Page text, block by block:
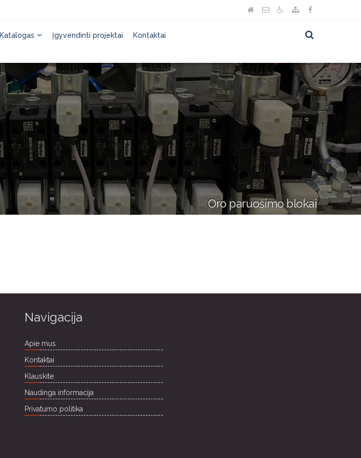
Katalogas Įgyvendinti projektai Kontaktai
Oro paruošimo blokai
Navigacija
Apie mus
Kontaktai
Klauskite
Naudinga informacija
Privatumo politika